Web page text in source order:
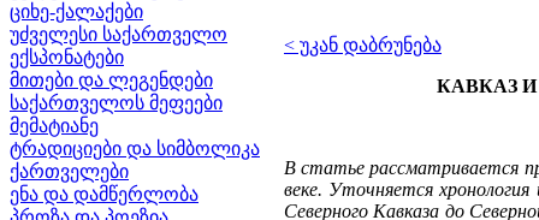
ციხე-ქალაქები
უძველესი საქართველო
ექსპონატები
მითები და ლეგენდები
საქართველოს მეფეები
მემატიანე
ტრადიციები და სიმბოლიკა
ქართველები
ენა და დამწერლობა
< უკან დაბრუნება
КАВКАЗ
В статье рассматривается
веке. Уточняется
Северного Кавказа до